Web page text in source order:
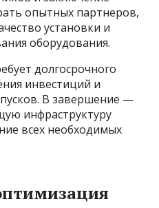
опытных партнеров,
установки и
оборудования.
долгосрочного
инвестиций и
В завершение —
инфраструктуру
всех необходимых